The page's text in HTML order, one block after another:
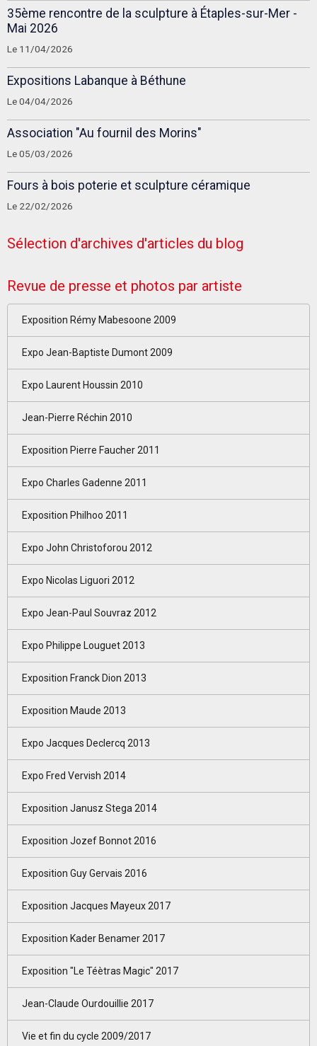
35ème rencontre de la sculpture à Étaples-sur-Mer -
Mai 2026
Le 11/04/2026
Expositions Labanque à Béthune
Le 04/04/2026
Association "Au fournil des Morins"
Le 05/03/2026
Fours à bois poterie et sculpture céramique
Le 22/02/2026
Sélection d'archives d'articles du blog
Revue de presse et photos par artiste
Exposition Rémy Mabesoone 2009
Expo Jean-Baptiste Dumont 2009
Expo Laurent Houssin 2010
Jean-Pierre Réchin 2010
Exposition Pierre Faucher 2011
Expo Charles Gadenne 2011
Exposition Philhoo 2011
Expo John Christoforou 2012
Expo Nicolas Liguori 2012
Expo Jean-Paul Souvraz 2012
Expo Philippe Louguet 2013
Exposition Franck Dion 2013
Exposition Maude 2013
Expo Jacques Declercq 2013
Expo Fred Vervish 2014
Exposition Janusz Stega 2014
Exposition Jozef Bonnot 2016
Exposition Guy Gervais 2016
Exposition Jacques Mayeux 2017
Exposition Kader Benamer 2017
Exposition "Le Téètras Magic" 2017
Jean-Claude Ourdouillie 2017
Vie et fin du cycle 2009/2017